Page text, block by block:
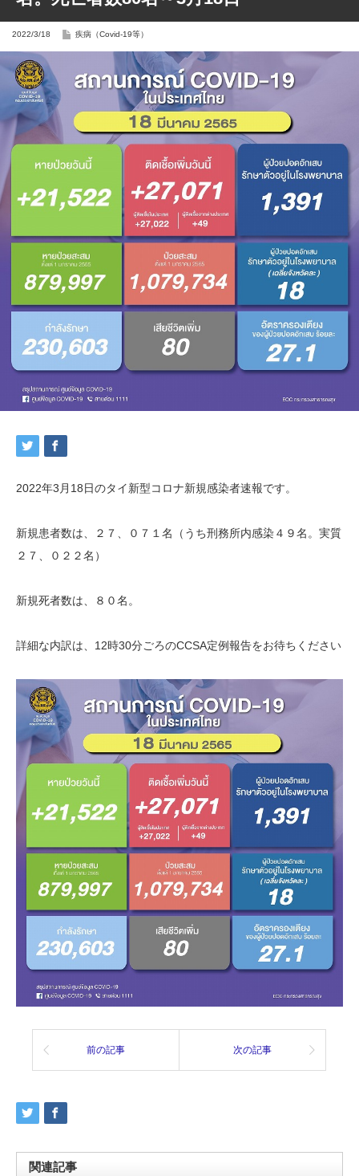
2022/3/18 疾病（Covid-19等）
2022年3月18日のタイ新型コロナ新規感染者速報です。
新規患者数は、２７、０７１名（うち刑務所内感染４ ９名。実質
２７、０２２名）
新規死者数は、８０名。
詳細な内訳は、12時30分ごろのCCSA定例報告をお待ちください
前の記事 次の記事
関連記事